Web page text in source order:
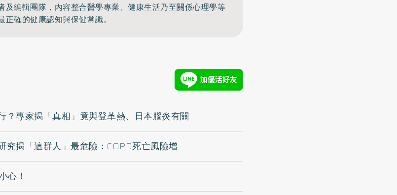
及編輯團隊，內容整合醫學專業、健康生活乃至關係心理學等
確的健康認知與保健常識。
？專家揭「真相」竟與登革熱、日本腦炎有關
究揭「這群人」最危險：COPD死亡風險增
心！